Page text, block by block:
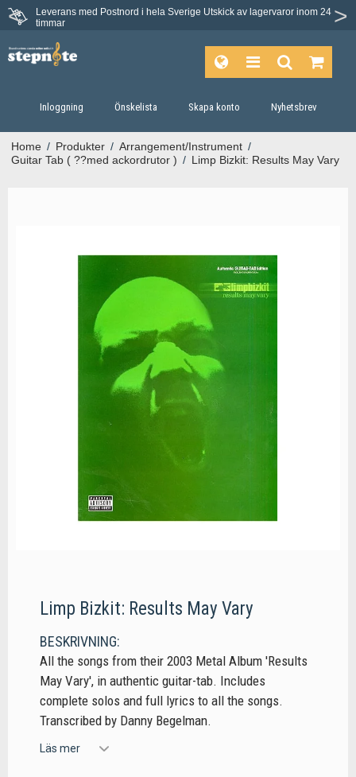
Leverans med Postnord i hela Sverige Utskick av lagervaror inom 24
timmar
Inloggning Önskelista Skapa konto Nyhetsbrev
Home / Produkter / Arrangement/Instrument /
Guitar Tab ( ??med ackordrutor ) / Limp Bizkit: Results May Vary
Limp Bizkit: Results May Vary
BESKRIVNING:
All the songs from their 2003 Metal Album 'Results
May Vary', in authentic guitar-tab. Includes
complete solos and full lyrics to all the songs.
Transcribed by Danny Begelman.
Läs mer